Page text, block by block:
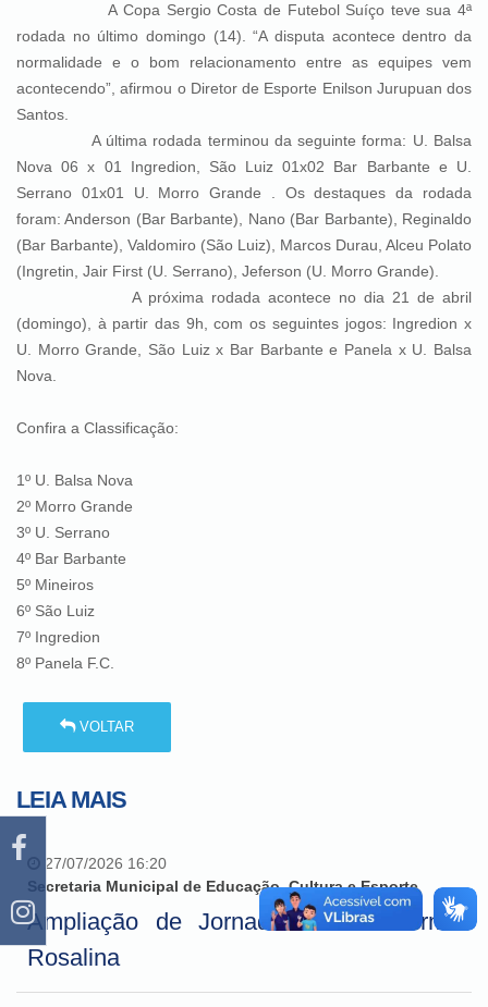
A Copa Sergio Costa de Futebol Suíço teve sua 4ª
rodada no último domingo (14). “A disputa acontece dentro da
normalidade e o bom relacionamento entre as equipes vem
acontecendo”, afirmou o Diretor de Esporte Enilson Jurupuan dos
Santos.
A última rodada terminou da seguinte forma: U. Balsa
Nova 06 x 01 Ingredion, São Luiz 01x02 Bar Barbante e U.
Serrano 01x01 U. Morro Grande . Os destaques da rodada
foram: Anderson (Bar Barbante), Nano (Bar Barbante), Reginaldo
(Bar Barbante), Valdomiro (São Luiz), Marcos Durau, Alceu Polato
(Ingretin, Jair First (U. Serrano), Jeferson (U. Morro Grande).
A próxima rodada acontece no dia 21 de abril
(domingo), à partir das 9h, com os seguintes jogos: Ingredion x
U. Morro Grande, São Luiz x Bar Barbante e Panela x U. Balsa
Nova.
Confira a Classificação:
1º U. Balsa Nova
2º Morro Grande
3º U. Serrano
4º Bar Barbante
5º Mineiros
6º São Luiz
7º Ingredion
8º Panela F.C.
VOLTAR
LEIA MAIS
27/07/2026 16:20
Secretaria Municipal de Educação, Cultura e Esporte
Ampliação de Jornada - Escola Irmã
Rosalina